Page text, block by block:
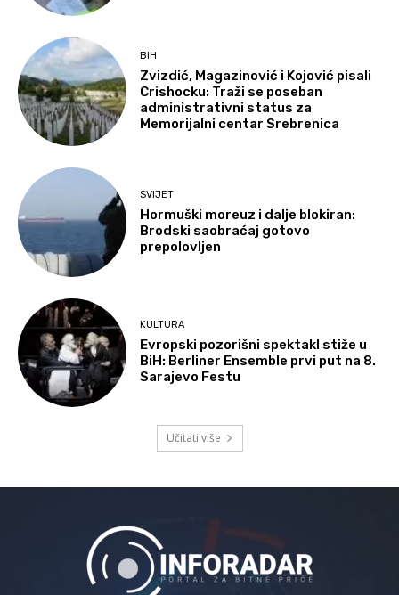
BIH
Zvizdić, Magazinović i Kojović pisali
Crishocku: Traži se poseban
administrativni status za
Memorijalni centar Srebrenica
SVIJET
Hormuški moreuz i dalje blokiran:
Brodski saobraćaj gotovo
prepolovljen
KULTURA
Evropski pozorišni spektakl stiže u
BiH: Berliner Ensemble prvi put na 8.
Sarajevo Festu
Učitati više